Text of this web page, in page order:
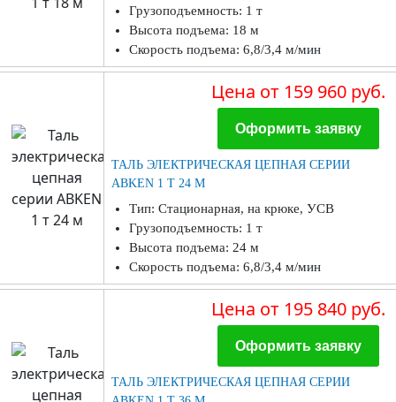
Грузоподъемность: 1 т
Высота подъема: 18 м
Скорость подъема: 6,8/3,4 м/мин
Цена от 159 960 руб.
Оформить заявку
ТАЛЬ ЭЛЕКТРИЧЕСКАЯ ЦЕПНАЯ СЕРИИ
ABKEN 1 Т 24 М
Тип: Стационарная, на крюке, УСВ
Грузоподъемность: 1 т
Высота подъема: 24 м
Скорость подъема: 6,8/3,4 м/мин
Цена от 195 840 руб.
Оформить заявку
ТАЛЬ ЭЛЕКТРИЧЕСКАЯ ЦЕПНАЯ СЕРИИ